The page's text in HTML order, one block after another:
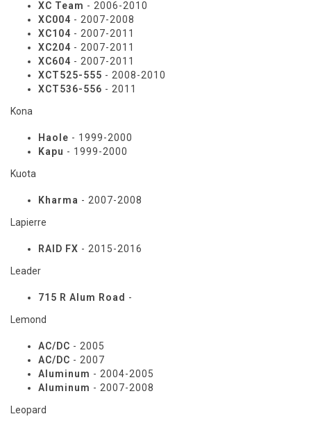
XC Team - 2006-2010
XC004 - 2007-2008
XC104 - 2007-2011
XC204 - 2007-2011
XC604 - 2007-2011
XCT525-555 - 2008-2010
XCT536-556 - 2011
Kona
Haole - 1999-2000
Kapu - 1999-2000
Kuota
Kharma - 2007-2008
Lapierre
RAID FX - 2015-2016
Leader
715 R Alum Road -
Lemond
AC/DC - 2005
AC/DC - 2007
Aluminum - 2004-2005
Aluminum - 2007-2008
Leopard